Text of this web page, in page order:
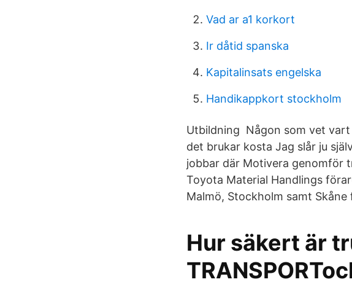
Vad ar a1 korkort
Ir dåtid spanska
Kapitalinsats engelska
Handikappkort stockholm
Utbildning Någon som vet
det brukar kosta Jag slår ju
jobbar där Motivera genomför
Toyota Material Handlings
Malmö, Stockholm samt
Hur säkert är